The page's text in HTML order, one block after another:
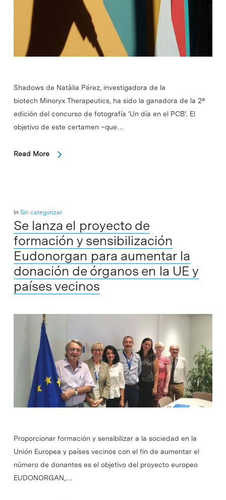
Shadows de Natàlia Pérez, investigadora de la
biotech Minoryx Therapeutics, ha sido la ganadora de la 2ª
edición del concurso de fotografía ‘Un día en el PCB’. El
objetivo de este certamen –que…
Read More
In Sin categorizar
Se lanza el proyecto de
formación y sensibilización
Eudonorgan para aumentar la
donación de órganos en la UE y
países vecinos
Proporcionar formación y sensibilizar a la sociedad en la
Unión Europea y países vecinos con el fin de aumentar el
número de donantes es el objetivo del proyecto europeo
EUDONORGAN,…